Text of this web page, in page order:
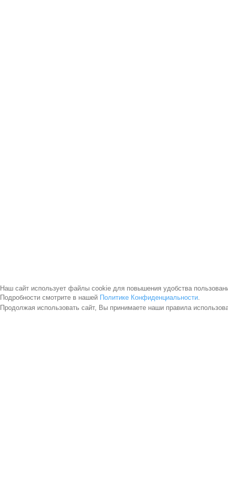
Наш сайт использует файлы cookie для повышения удобства
Подробности смотрите в нашей Политике Конфиденциальности.
Продолжая использовать сайт, Вы принимаете наши правила